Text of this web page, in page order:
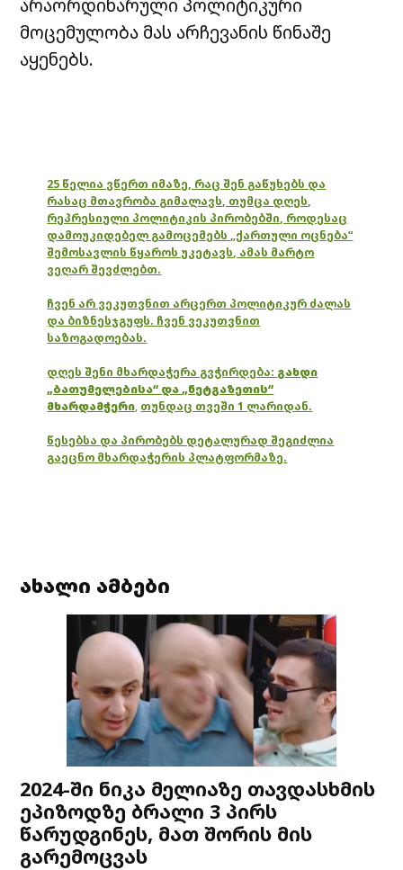
მოცემულობა მას არჩევანის წინაშე
აყენებს.
25 წელია ვწერთ იმაზე, რაც შენ გაწუხებს და
რასაც მთავრობა გიმალავს, თუმცა დღეს,
რეპრესიული პოლიტიკის პირობებში, როდესაც
დამოუკიდებელ გამოცემებს „ქართული ოცნება“
შემოსავლის წყაროს უკეტავს, ამას მარტო
ვეღარ შევძლებთ.
ჩვენ არ ვეკუთვნით არცერთ პოლიტიკურ ძალას
და ბიზნესჯგუფს. ჩვენ ვეკუთვნით
საზოგადოებას.
დღეს შენი მხარდაჭერა გვჭირდება: გახდი
„ბათუმელებისა“ და „ნეტგაზეთის“
მხარდამჭერი, თუნდაც თვეში 1 ლარიდან.
წესებსა და პირობებს დეტალურად შეგიძლია
გაეცნო მხარდაჭერის პლატფორმაზე.
ახალი ამბები
2024-ში ნიკა მელიაზე თავდასხმის
ეპიზოდზე ბრალი 3 პირს
წარუდგინეს, მათ შორის მის
გარემოცვას